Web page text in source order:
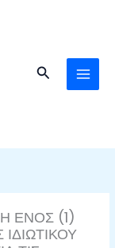
Αναζήτηση
ΕΝΟΣ (1)